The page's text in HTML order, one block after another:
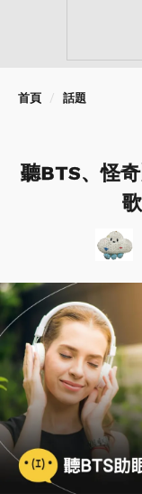
首頁 話題
聽BTS、怪